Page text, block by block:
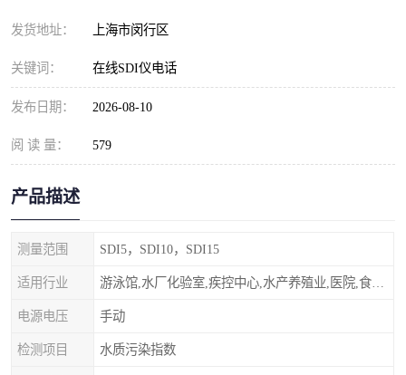
发货地址： 上海市闵行区
关键词： 在线SDI仪电话
发布日期： 2026-08-10
阅 读 量： 579
产品描述
测量范围 SDI5，SDI10，SDI15
适用行业
电源电压 手动
检测项目 水质污染指数